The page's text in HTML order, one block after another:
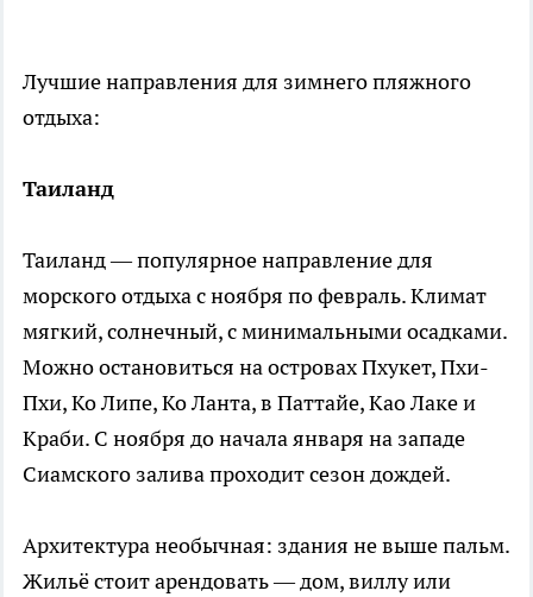
Лучшие направления для зимнего пляжного
отдыха:
Таиланд
Таиланд — популярное направление для
морского отдыха с ноября по февраль. Климат
мягкий, солнечный, с минимальными осадками.
Можно остановиться на островах Пхукет, Пхи-
Пхи, Ко Липе, Ко Ланта, в Паттайе, Као Лаке и
Краби. С ноября до начала января на западе
Сиамского залива проходит сезон дождей.
Архитектура необычная: здания не выше пальм.
Жильё стоит арендовать — дом, виллу или